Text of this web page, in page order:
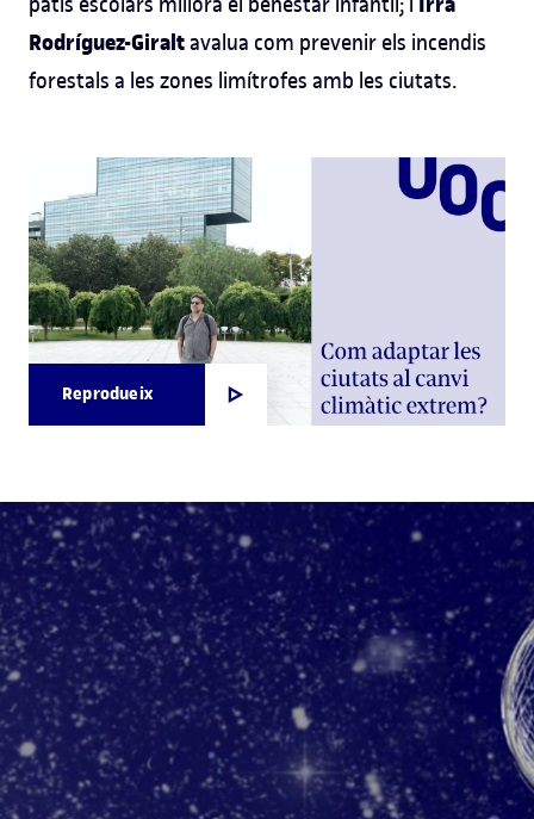
Rodríguez-Giraltavalua com prevenir els incendis
forestals a les zones limítrofes amb les ciutats.
Reprodueix